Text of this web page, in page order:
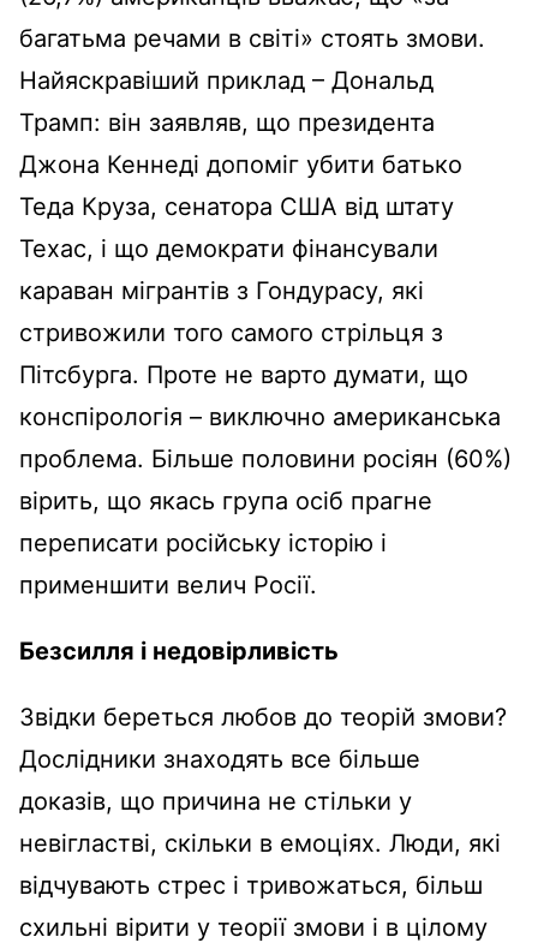
багатьма речами в світі» стоять змови.
Найяскравіший приклад – Дональд
Трамп: він заявляв, що президента
Джона Кеннеді допоміг убити батько
Теда Круза, сенатора США від штату
Техас, і що демократи фінансували
караван мігрантів з Гондурасу, які
стривожили того самого стрільця з
Пітсбурга. Проте не варто думати, що
конспірологія – виключно американська
проблема. Більше половини росіян (60%)
вірить, що якась група осіб прагне
переписати російську історію і
применшити велич Росії.
Безсилля і недовірливість
Звідки береться любов до теорій змови?
Дослідники знаходять все більше
доказів, що причина не стільки у
невігластві, скільки в емоціях. Люди, які
відчувають стрес і тривожаться, більш
схильні вірити у теорії змови і в цілому